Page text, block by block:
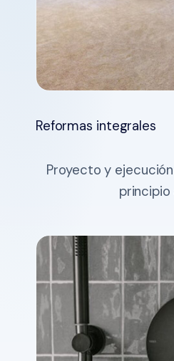
Reformas integrales
Proyecto y
principio